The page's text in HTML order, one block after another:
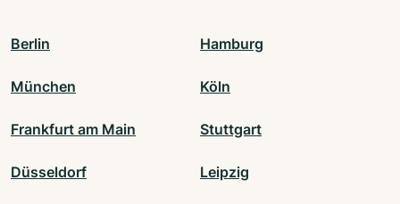
Berlin Hamburg
München Köln
Frankfurt am Main Stuttgart
Düsseldorf Leipzig